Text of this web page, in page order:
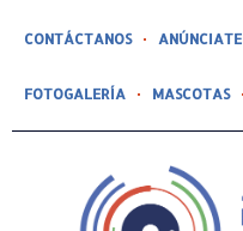
CONTÁCTANOS ANÚNCIATE
FOTOGALERÍA MASCOTAS